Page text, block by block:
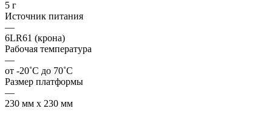
5 г
Источник питания
—
6LR61 (крона)
Рабочая температура
—
от -20˚С до 70˚С
Размер платформы
—
230 мм x 230 мм